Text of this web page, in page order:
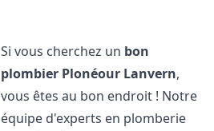
Si vous cherchez un bon
plombier Plonéour Lanvern,
vous êtes au bon endroit ! Notre
équipe d'experts en plomberie